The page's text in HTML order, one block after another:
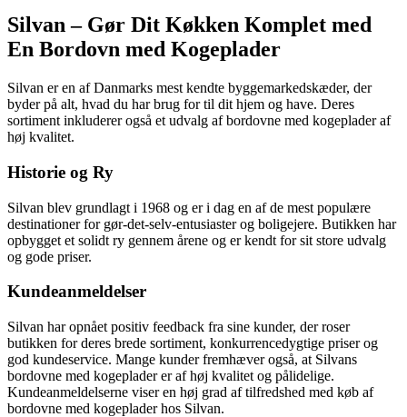
Silvan – Gør Dit Køkken Komplet med
En Bordovn med Kogeplader
Silvan er en af Danmarks mest kendte byggemarkedskæder, der
byder på alt, hvad du har brug for til dit hjem og have. Deres
sortiment inkluderer også et udvalg af bordovne med kogeplader af
høj kvalitet.
Historie og Ry
Silvan blev grundlagt i 1968 og er i dag en af de mest populære
destinationer for gør-det-selv-entusiaster og boligejere. Butikken har
opbygget et solidt ry gennem årene og er kendt for sit store udvalg
og gode priser.
Kundeanmeldelser
Silvan har opnået positiv feedback fra sine kunder, der roser
butikken for deres brede sortiment, konkurrencedygtige priser og
god kundeservice. Mange kunder fremhæver også, at Silvans
bordovne med kogeplader er af høj kvalitet og pålidelige.
Kundeanmeldelserne viser en høj grad af tilfredshed med køb af
bordovne med kogeplader hos Silvan.